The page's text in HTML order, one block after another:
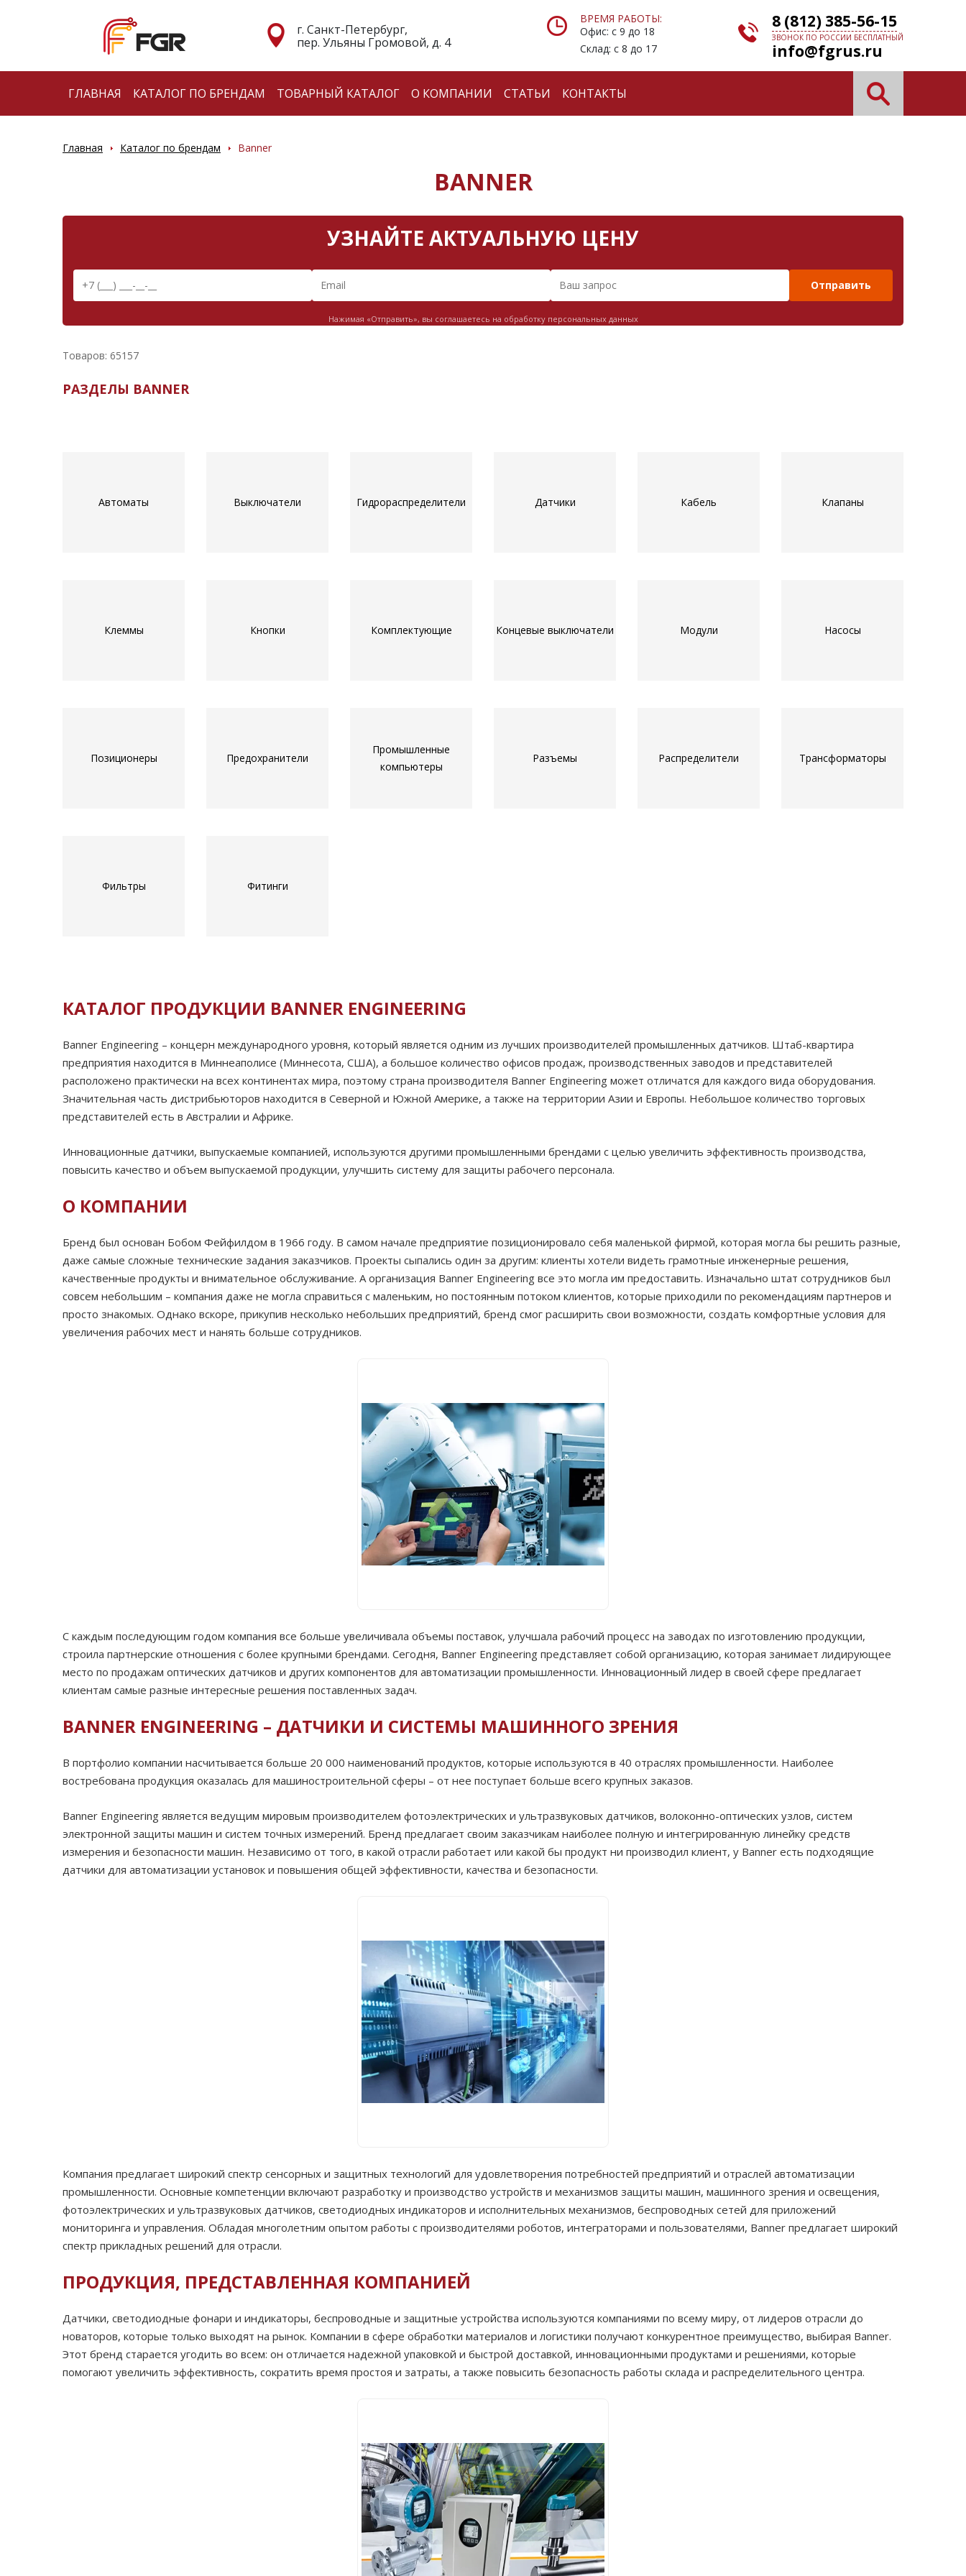
г. Санкт-Петербург,
пер. Ульяны Громовой, д. 4
ВРЕМЯ РАБОТЫ:
Офис: с 9 до 18
Склад: с 8 до 17
8 (812) 385-56-15
ЗВОНОК ПО РОССИИ БЕСПЛАТНЫЙ
info@fgrus.ru
ГЛАВНАЯ КАТАЛОГ ПО БРЕНДАМ ТОВАРНЫЙ КАТАЛОГ О КОМПАНИИ СТАТЬИ КОНТАКТЫ
Главная Каталог по брендам Banner
BANNER
УЗНАЙТЕ АКТУАЛЬНУЮ ЦЕНУ
Отправить
Нажимая «Отправить», вы соглашаетесь на обработку персональных данных
Товаров: 65157
РАЗДЕЛЫ BANNER
Автоматы Выключатели Гидрораспределители Датчики Кабель Клапаны
Клеммы Кнопки Комплектующие Концевые выключатели Модули Насосы
Позиционеры Предохранители
Промышленные
компьютеры
Разъемы Распределители Трансформаторы
Фильтры Фитинги
КАТАЛОГ ПРОДУКЦИИ BANNER ENGINEERING
Banner Engineering – концерн международного уровня, который является одним из лучших производителей промышленных датчиков. Штаб-квартира
предприятия находится в Миннеаполисе (Миннесота, США), а большое количество офисов продаж, производственных заводов и представителей
расположено практически на всех континентах мира, поэтому страна производителя Banner Engineering может отличатся для каждого вида оборудования.
Значительная часть дистрибьюторов находится в Северной и Южной Америке, а также на территории Азии и Европы. Небольшое количество торговых
представителей есть в Австралии и Африке.
Инновационные датчики, выпускаемые компанией, используются другими промышленными брендами с целью увеличить эффективность производства,
повысить качество и объем выпускаемой продукции, улучшить систему для защиты рабочего персонала.
О КОМПАНИИ
Бренд был основан Бобом Фейфилдом в 1966 году. В самом начале предприятие позиционировало себя маленькой фирмой, которая могла бы решить разные,
даже самые сложные технические задания заказчиков. Проекты сыпались один за другим: клиенты хотели видеть грамотные инженерные решения,
качественные продукты и внимательное обслуживание. А организация Banner Engineering все это могла им предоставить. Изначально штат сотрудников был
совсем небольшим – компания даже не могла справиться с маленьким, но постоянным потоком клиентов, которые приходили по рекомендациям партнеров и
просто знакомых. Однако вскоре, прикупив несколько небольших предприятий, бренд смог расширить свои возможности, создать комфортные условия для
увеличения рабочих мест и нанять больше сотрудников.
С каждым последующим годом компания все больше увеличивала объемы поставок, улучшала рабочий процесс на заводах по изготовлению продукции,
строила партнерские отношения с более крупными брендами. Сегодня, Banner Engineering представляет собой организацию, которая занимает лидирующее
место по продажам оптических датчиков и других компонентов для автоматизации промышленности. Инновационный лидер в своей сфере предлагает
клиентам самые разные интересные решения поставленных задач.
BANNER ENGINEERING – ДАТЧИКИ И СИСТЕМЫ МАШИННОГО ЗРЕНИЯ
В портфолио компании насчитывается больше 20 000 наименований продуктов, которые используются в 40 отраслях промышленности. Наиболее
востребована продукция оказалась для машиностроительной сферы – от нее поступает больше всего крупных заказов.
Banner Engineering является ведущим мировым производителем фотоэлектрических и ультразвуковых датчиков, волоконно-оптических узлов, систем
электронной защиты машин и систем точных измерений. Бренд предлагает своим заказчикам наиболее полную и интегрированную линейку средств
измерения и безопасности машин. Независимо от того, в какой отрасли работает или какой бы продукт ни производил клиент, у Banner есть подходящие
датчики для автоматизации установок и повышения общей эффективности, качества и безопасности.
Компания предлагает широкий спектр сенсорных и защитных технологий для удовлетворения потребностей предприятий и отраслей автоматизации
промышленности. Основные компетенции включают разработку и производство устройств и механизмов защиты машин, машинного зрения и освещения,
фотоэлектрических и ультразвуковых датчиков, светодиодных индикаторов и исполнительных механизмов, беспроводных сетей для приложений
мониторинга и управления. Обладая многолетним опытом работы с производителями роботов, интеграторами и пользователями, Banner предлагает широкий
спектр прикладных решений для отрасли.
ПРОДУКЦИЯ, ПРЕДСТАВЛЕННАЯ КОМПАНИЕЙ
Датчики, светодиодные фонари и индикаторы, беспроводные и защитные устройства используются компаниями по всему миру, от лидеров отрасли до
новаторов, которые только выходят на рынок. Компании в сфере обработки материалов и логистики получают конкурентное преимущество, выбирая Banner.
Этот бренд старается угодить во всем: он отличается надежной упаковкой и быстрой доставкой, инновационными продуктами и решениями, которые
помогают увеличить эффективность, сократить время простоя и затраты, а также повысить безопасность работы склада и распределительного центра.